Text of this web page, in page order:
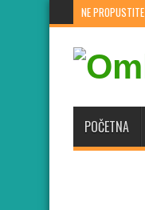
NE PROPUSTITE
POČETNA